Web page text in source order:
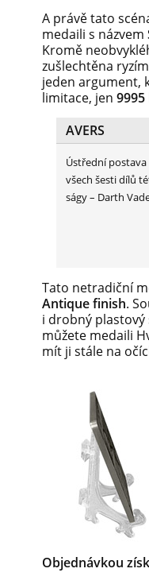
A právě tato
medaili s názvem
Kromě
zušlechtěna
jeden argument,
limitace, jen 9995
AVERS
Ústřední postava
všech šesti dílů
ságy – Darth
Tato netradiční
Antique finish.
i drobný plastový
můžete medaili
mít ji stále na
Objednávkou